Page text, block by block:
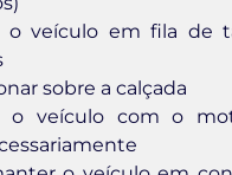
o veículo em fila de
sobre a calçada
o veículo com o